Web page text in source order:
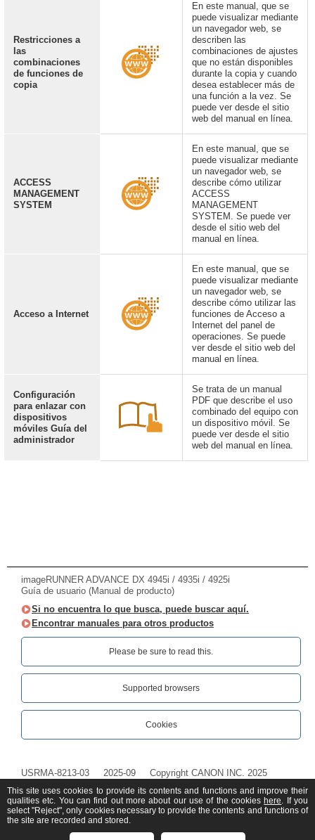
Restricciones a
las
combinaciones
de funciones de
copia
En este manual, que se
puede visualizar mediante
un navegador web, se
describen las
combinaciones de ajustes
que no están disponibles
durante la copia y cuando
desea establecer más de
una función a la vez. Se
puede ver desde el sitio
web del manual en línea.
ACCESS
MANAGEMENT
SYSTEM
En este manual, que se
puede visualizar mediante
un navegador web, se
describe cómo utilizar
ACCESS
MANAGEMENT
SYSTEM. Se puede ver
desde el sitio web del
manual en línea.
Acceso a Internet
En este manual, que se
puede visualizar mediante
un navegador web, se
describe cómo utilizar las
funciones de Acceso a
Internet del panel de
operaciones. Se puede
ver desde el sitio web del
manual en línea.
Configuración
para enlazar con
dispositivos
móviles Guía del
administrador
Se trata de un manual
PDF que describe el uso
combinado del equipo con
un dispositivo móvil. Se
puede ver desde el sitio
web del manual en línea.
imageRUNNER ADVANCE DX 4945i / 4935i / 4925i
Guía de usuario (Manual de producto)
Si no encuentra lo que busca, puede buscar aquí.
Encontrar manuales para otros productos
Please be sure to read this.‎
Supported browsers
Cookies
USRMA-8213-03 2025-09 Copyright CANON INC. 2025
This site uses cookies to provide its contents and functions and improve their
qualities etc. You can find out more about our use of the cookies here. If you
select "Reject", only cookies necessary to provide the contents and functions of
the site are recorded and stored.